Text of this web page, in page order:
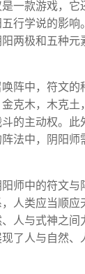
是一款游戏，
行学说的影
两极和五种
阵中，符文的
克木，木克
的主动权。此
阵法中，阴阳
师中的符文
人类应当顺
人与式神之
了人与自然、